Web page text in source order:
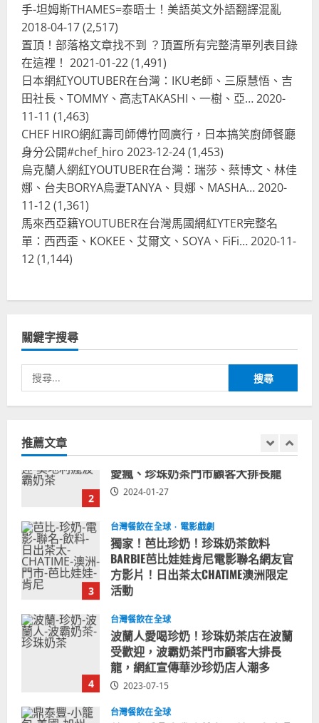
手-坦姆斯THAMES=泰晤士！美語英文外語翻譯混亂
2018-04-17(2,517)
置頂！部落格文章找不到 ？頂置所有完整清單列表目錄
在這裡！ 2021-01-22(1,491)
日本網紅YOUTUBER在台灣：IKU老師、三原慧悟、吉
田社長、TOMMY、高志TAKASHI、一樹、亞…2020-
11-11 (1,463)
CHEF HIRO網紅壽司師傅竹岡廣行，日本搞笑廚師餐廳
身分公開#chef_hiro 2023-12-24(1,453)
烏克蘭人網紅YOUTUBER在台灣：瑞莎、蔡博文、林佳
娜、台夫BORYA烏妻TANYA、貝娜、MASHA…2020-
11-12(1,361)
馬來西亞籍YOUTUBER在台灣馬國網紅YTER完整名
單：西西歪、KOKEE、艾爾文、SOYA、FiFi…2020-11-
12(1,144)
關鍵字搜尋
尋
關
字:
推薦文章
3
台灣餐飲在全球 電影戲劇
獨家！芭比珍奶！珍珠奶茶飲料
BARBIE芭比娃娃肯尼電影聯名網友官
方影片！日出茶太CHATIME澳洲限定
活動
2023-08-03
4
台灣餐飲在全球
受歡迎，波霸奶茶門市顧客大排長
龍，網紅宣傳華沙珍奶店人潮多
2023-07-15
台灣餐飲在全球
泰豐受歡迎台灣米其林餐廳！加州賭
城西雅圖分店排隊人潮影片盤點
1 2024-02-06
台灣餐飲在全球 尚未分類
奧地利人愛喝珍奶、波霸奶茶奧地利
3
台灣餐飲在全球 電影戲劇
獨家！芭比珍奶！珍珠奶茶飲料
方影片！日出茶太CHATIME澳洲限定
活動
2023-08-03
4
台灣餐飲在全球
波蘭人愛喝珍奶！珍珠奶茶店在波蘭
受歡迎，波霸奶茶門市顧客大排長
龍，網紅宣傳華沙珍奶店人潮多
2023-07-15
台灣餐飲在全球
美國人愛鼎泰豐小籠包！美國人吃鼎
泰豐受歡迎台灣米其林餐廳！加州賭
城西雅圖分店排隊人潮影片盤點